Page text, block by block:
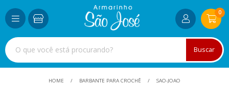
Buscar
0
HOME BARBANTE PARA CROCHÊ SAO-JOAO